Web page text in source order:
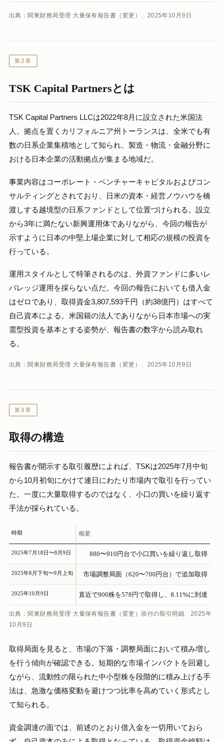
出典：関東財務局受理 大量保有報告書（変更）、2025年10月9日
第2章
TSK Capital Partnersとは
TSK Capital Partners LLCは2022年8月に設立された米国法
人。拠点を置くカリフォルニア州トーランスは、全米でも有
数の日系企業集積地として知られ、製造・物流・金融分野に
おける日本企業の活動拠点が集まる地域だ。
事業内容はコーポレート・ベンチャーキャピタルおよびコン
サルティングとされており、日米の資本・経営ノウハウを橋
渡しする越境型の日系ファンドとして位置づけられる。設立
から3年に満たない新興運用体でありながら、今回の報告が
示すように日本の中堅上場企業に対して相応の規模の投資を
行っている。
運用スタイルとして特筆されるのは、外資ファンドに多いレ
バレッジ運用を採らない点だ。今回の報告においても借入金
はゼロであり、取得資金3,807,593千円（約38億円）はすべて
自己資本による。米国籍の法人でありながら日本市場への実
需型投資を基本とする姿勢が、報告書の数字から読み取れ
る。
出典：関東財務局受理 大量保有報告書（変更）、2025年10月9日
第3章
取得の構造
報告書が開示する取引履歴によれば、TSKは2025年7月中旬
から10月初旬にかけて連日にわたり市場内で取引を行ってい
た。一度に大量取得するのではなく、小口の買いを繰り返す
手法が採られている。
時期 概要
2025年7月18日〜8月9日 880〜910円台で小口買いを繰り返し取得
2025年8月下旬〜9月上旬 市場調整局面（620〜700円台）で追加取得
2025年10月9日 直近で900株を578円で取得し、8.11%に到達
出典：関東財務局受理 大量保有報告書（変更）添付の取引明細、2025年
10月9日
取得局面を見ると、市場の下落・調整局面において積み増し
を行う傾向が確認できる。短期的な市場インパクトを回避し
ながら、流動性の限られた中小型株を段階的に積み上げる手
法は、急激な価格変動を避けつつ比率を高めていく形式とし
て知られる。
資金調達の面では、前述のとおり借入金を一切用いておら